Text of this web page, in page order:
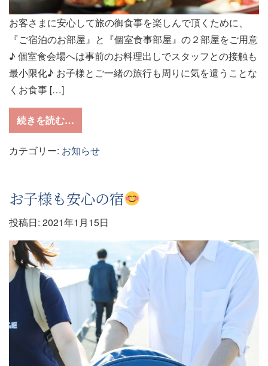
お客さまに安心して旅の御食事を楽しんで頂くために、
『ご宿泊のお部屋』と『個室食事部屋』の２部屋をご用意
♪ 個室食会場へは事前のお料理出しでスタッフとの接触も
最小限化♪ お子様とご一緒の旅行も周りに気を遣うことな
くお食事 […]
続きを読む…
カテゴリー: お知らせ
お子様も安心の宿
投稿日: 2021年1月15日